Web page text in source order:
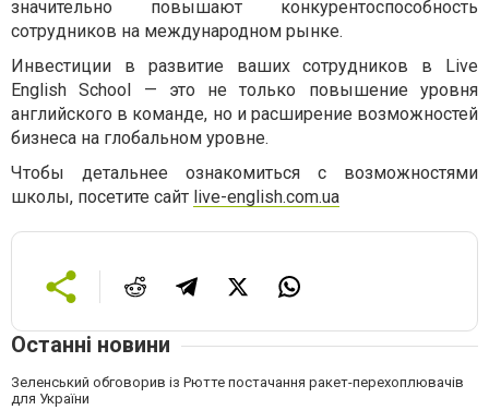
значительно повышают конкурентоспособность
сотрудников на международном рынке.
Инвестиции в развитие ваших сотрудников в Live
English School — это не только повышение уровня
английского в команде, но и расширение возможностей
бизнеса на глобальном уровне.
Чтобы детальнее ознакомиться с возможностями
школы, посетите сайт live-english.com.ua
Останні новини
Зеленський обговорив із Рютте постачання ракет-перехоплювачів
для України